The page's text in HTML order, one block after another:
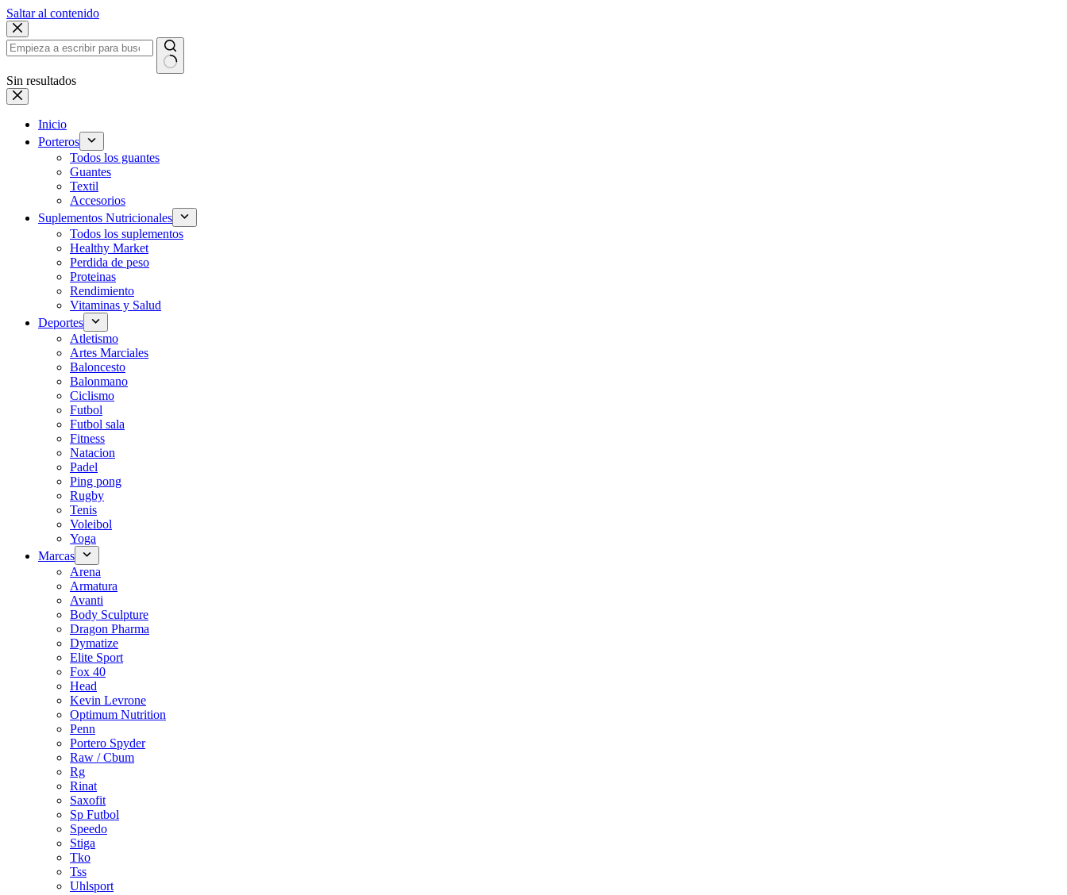
Saltar al contenido
Sin resultados
Inicio
Porteros
Todos los guantes
Guantes
Textil
Accesorios
Suplementos Nutricionales
Todos los suplementos
Healthy Market
Perdida de peso
Proteinas
Rendimiento
Vitaminas y Salud
Deportes
Atletismo
Artes Marciales
Baloncesto
Balonmano
Ciclismo
Futbol
Futbol sala
Fitness
Natacion
Padel
Ping pong
Rugby
Tenis
Voleibol
Yoga
Marcas
Arena
Armatura
Avanti
Body Sculpture
Dragon Pharma
Dymatize
Elite Sport
Fox 40
Head
Kevin Levrone
Optimum Nutrition
Penn
Portero Spyder
Raw / Cbum
Rg
Rinat
Saxofit
Sp Futbol
Speedo
Stiga
Tko
Tss
Uhlsport